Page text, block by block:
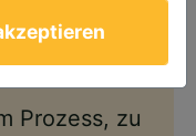
Design –
Prozess, zu